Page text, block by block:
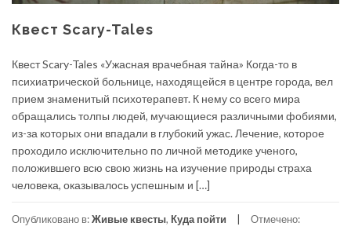
Квест Scary-Tales
Квест Scary-Tales «Ужасная врачебная тайна» Когда-то в
психиатрической больнице, находящейся в центре города, вел
прием знаменитый психотерапевт. К нему со всего мира
обращались толпы людей, мучающиеся различными фобиями,
из-за которых они впадали в глубокий ужас. Лечение, которое
проходило исключительно по личной методике ученого,
положившего всю свою жизнь на изучение природы страха
человека, оказывалось успешным и […]
Опубликовано в:Живые квесты, Куда пойти Отмечено: